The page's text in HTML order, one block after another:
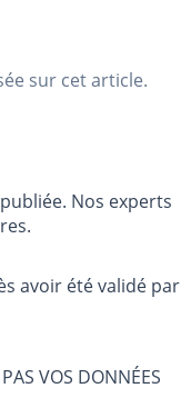
sur cet article.
Nos experts
avoir été validé par
VOS DONNÉES